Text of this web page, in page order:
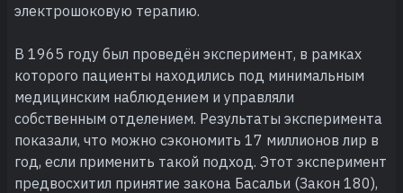
электрошоковую терапию.
В 1965 году был проведён эксперимент, в рамках
которого пациенты находились под минимальным
медицинским наблюдением и управляли
собственным отделением. Результаты эксперимента
показали, что можно сэкономить 17 миллионов лир в
год, если применить такой подход. Этот эксперимент
предвосхитил принятие закона Басальи (Закон 180),